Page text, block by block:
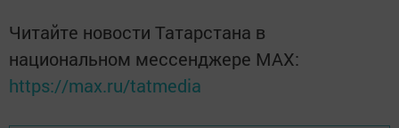
Читайте новости Татарстана в
национальном мессенджере MАХ:
https://max.ru/tatmedia